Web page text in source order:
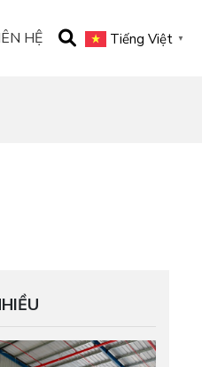
HỆ Tiếng Việt ▼